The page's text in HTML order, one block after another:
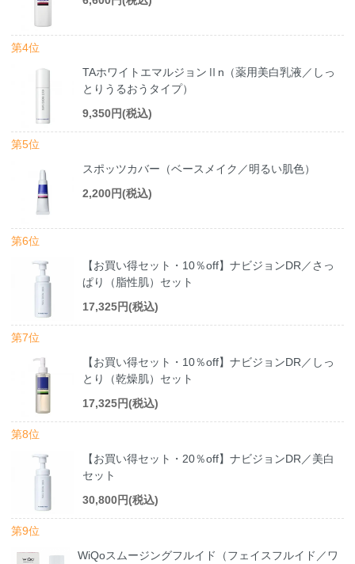
第4位
TAホワイトエマルジョンⅡn（薬用美白乳液／しっ
とりうるおうタイプ）
9,350円(税込)
第5位
スポッツカバー（ベースメイク／明るい肌色）
2,200円(税込)
第6位
【お買い得セット・10％off】ナビジョンDR／さっ
ぱり（脂性肌）セット
17,325円(税込)
第7位
【お買い得セット・10％off】ナビジョンDR／しっ
とり（乾燥肌）セット
17,325円(税込)
第8位
【お買い得セット・20％off】ナビジョンDR／美白
セット
30,800円(税込)
第9位
WiQoスムージングフルイド（フェイスフルイド／ワ